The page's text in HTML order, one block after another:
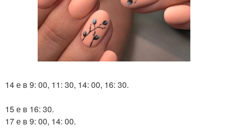
14 е в 9: 00, 11: 30, 14: 00, 16: 30.
15 е в 16: 30.
17 е в 9: 00, 14: 00.